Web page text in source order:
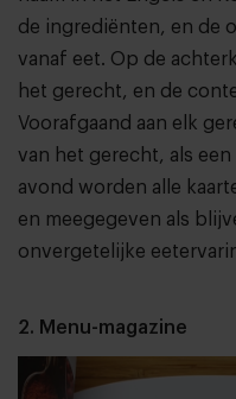
de ingrediënten, en de
vanaf eet. Op de
het gerecht, en de
Voorafgaand aan elk
van het gerecht, als een
avond worden alle
en meegegeven als
onvergetelijke
2. Menu-magazine